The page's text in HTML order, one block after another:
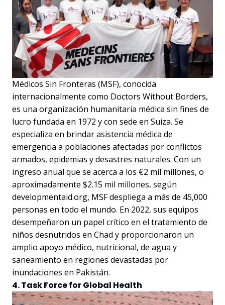
Médicos Sin Fronteras (MSF), conocida
internacionalmente como Doctors Without Borders,
es una organización humanitaria médica sin fines de
lucro fundada en 1972 y con sede en Suiza. Se
especializa en brindar asistencia médica de
emergencia a poblaciones afectadas por conflictos
armados, epidemias y desastres naturales. Con un
ingreso anual que se acerca a los €2 mil millones, o
aproximadamente $2.15 mil millones, según
developmentaid.org, MSF despliega a más de 45,000
personas en todo el mundo. En 2022, sus equipos
desempeñaron un papel crítico en el tratamiento de
niños desnutridos en Chad y proporcionaron un
amplio apoyo médico, nutricional, de agua y
saneamiento en regiones devastadas por
inundaciones en Pakistán.
4. Task Force for Global Health